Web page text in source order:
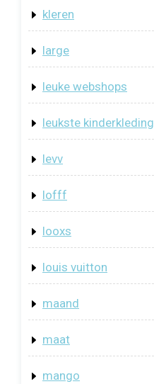
kleren
large
leuke webshops
leukste kinderkleding
levv
lofff
looxs
louis vuitton
maand
maat
mango